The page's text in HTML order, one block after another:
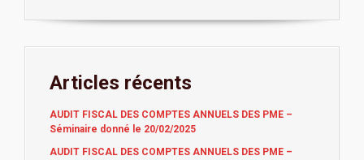
Articles récents
AUDIT FISCAL DES COMPTES ANNUELS DES PME –
Séminaire donné le 20/02/2025
AUDIT FISCAL DES COMPTES ANNUELS DES PME –